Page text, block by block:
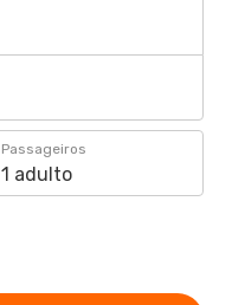
Passageiros
1 adulto